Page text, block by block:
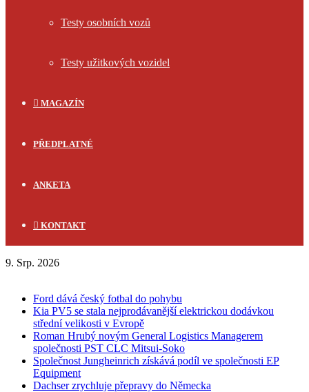
Testy osobních vozů
Testy užitkových vozidel
MAGAZÍN
PŘEDPLATNÉ
ANKETA
KONTAKT
9. Srp. 2026
Ford dává český fotbal do pohybu
Kia PV5 se stala nejprodávanější elektrickou dodávkou
střední velikosti v Evropě
Roman Hrubý novým General Logistics Managerem
společnosti PST CLC Mitsui-Soko
Společnost Jungheinrich získává podíl ve společnosti EP
Equipment
Dachser zrychluje přepravy do Německa